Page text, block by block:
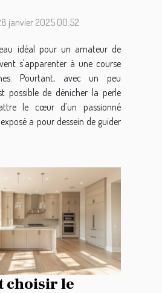
de voitures
janvier 2025 00:52
idéal pour un amateur de
s'apparenter à une course
Pourtant, avec un peu
possible de dénicher la perle
le cœur d'un passionné
a pour dessein de guider
choisir le